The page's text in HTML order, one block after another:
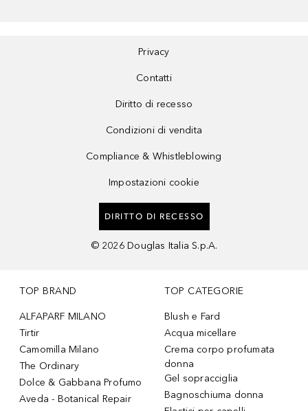
Privacy
Contatti
Diritto di recesso
Condizioni di vendita
Compliance & Whistleblowing
Impostazioni cookie
DIRITTO DI RECESSO
© 2026 Douglas Italia S.p.A.
TOP BRAND
ALFAPARF MILANO
Tirtir
Camomilla Milano
The Ordinary
Dolce & Gabbana Profumo
Aveda - Botanical Repair
TOP CATEGORIE
Blush e Fard
Acqua micellare
Crema corpo profumata
donna
Gel sopracciglia
Bagnoschiuma donna